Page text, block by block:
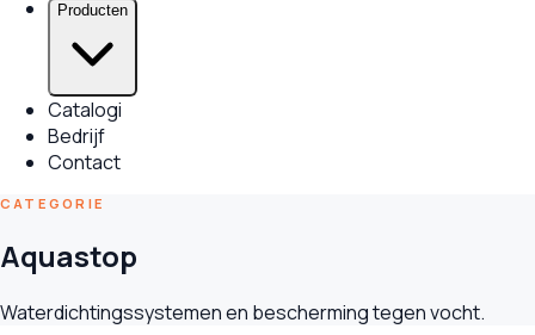
Producten
Catalogi
Bedrijf
Contact
CATEGORIE
Aquastop
Waterdichtingssystemen en bescherming tegen vocht.